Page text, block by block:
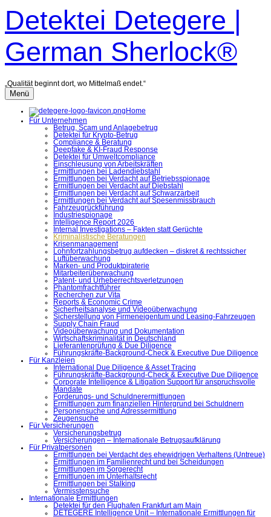
Inhalt
überspringen
Detektei Detegere |
German Sherlock®
„Qualität beginnt dort, wo Mittelmaß endet.“
Menü
Home
Für Unternehmen
Betrug, Scam und Anlagebetrug
Detektei für Krypto-Betrug
Compliance & Beratung
Deepfake & KI-Fraud Response
Detektei für Umweltcompliance
Einschleusung von Arbeitskräften
Ermittlungen bei Ladendiebstahl
Ermittlungen bei Verdacht auf Betriebsspionage
Ermittlungen bei Verdacht auf Diebstahl
Ermittlungen bei Verdacht auf Schwarzarbeit
Ermittlungen bei Verdacht auf Spesenmissbrauch
Fahrzeugrückführung
Industriespionage
Intelligence Report 2026
Internal Investigations – Fakten statt Gerüchte
Kriminalistische Beratungen
Krisenmanagement
Lohnfortzahlungsbetrug aufdecken – diskret & rechtssicher
Luftüberwachung
Marken- und Produktpiraterie
Mitarbeiterüberwachung
Patent- und Urheberrechtsverletzungen
Phantomfrachtführer
Recherchen zur Vita
Reports & Economic Crime
Sicherheitsanalyse und Videoüberwachung
Sicherstellung von Firmeneigentum und Leasing-Fahrzeugen
Supply Chain Fraud
Videoüberwachung und Dokumentation
Wirtschaftskriminalität in Deutschland
Lieferantenprüfung & Due Diligence
Führungskräfte-Background-Check & Executive Due Diligence
Für Kanzleien
International Due Diligence & Asset Tracing
Führungskräfte-Background-Check & Executive Due Diligence
Corporate Intelligence & Litigation Support für anspruchsvolle
Mandate
Forderungs- und Schuldnerermittlungen
Ermittlungen zum finanziellen Hintergrund bei Schuldnern
Personensuche und Adressermittlung
Zeugensuche
Für Versicherungen
Versicherungsbetrug
Versicherungen – Internationale Betrugsaufklärung
Für Privatpersonen
Ermittlungen bei Verdacht des ehewidrigen Verhaltens (Untreue)
Ermittlungen im Familienrecht und bei Scheidungen
Ermittlungen im Sorgerecht
Ermittlungen im Unterhaltsrecht
Ermittlungen bei Stalking
Vermisstensuche
Internationale Ermittlungen
Detektei für den Flughafen Frankfurt am Main
DETEGERE Intelligence Unit – Internationale Ermittlungen für